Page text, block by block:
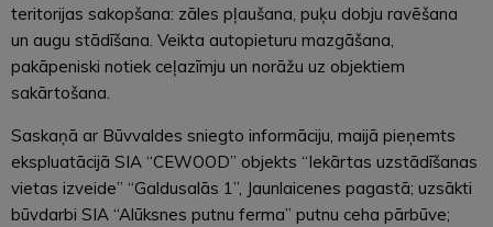
teritorijas sakopšana: zāles pļaušana, puķu dobju ravēšana
un augu stādīšana. Veikta autopieturu mazgāšana,
pakāpeniski notiek ceļazīmju un norāžu uz objektiem
sakārtošana.
Saskaņā ar Būvvaldes sniegto informāciju, maijā pieņemts
ekspluatācijā SIA “CEWOOD” objekts “Iekārtas uzstādīšanas
vietas izveide” “Galdusalās 1”, Jaunlaicenes pagastā; uzsākti
būvdarbi SIA “Alūksnes putnu ferma” putnu ceha pārbūve;